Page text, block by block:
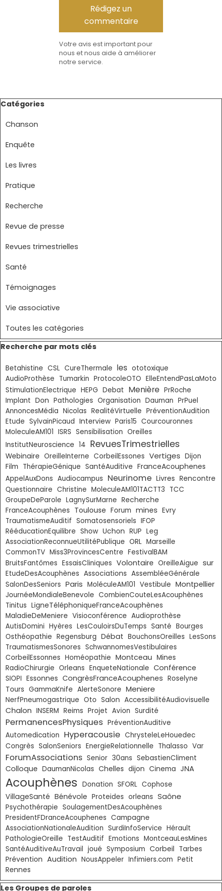
Votre avis est important pour
nous et nous aide à améliorer
notre service.
Sauter le bloc Catégories
Catégories
Chanson
Enquête
Les livres
Pratique
Recherche
Revue de presse
Revues trimestrielles
Santé
Témoignages
Vie associative
Toutes les catégories
Sauter le bloc Recherche par mots clés
Recherche par mots clés
Betahistine CSL CureThermale les ototoxique
AudioProthèse Tumarkin ProtocoleOTO ElleEntendPasLaMoto
StimulationElectrique HEPG Debat Menière PrRoche
Implant Don Pathologies Organisation Dauman PrPuel
AnnoncesMédia Nicolas RealitéVirtuelle PréventionAudition
Etude SylvainPicaud Interview Paris15 Courcouronnes
MoleculeAM101 ISRS Sensibilisation Oreilles
InstitutNeuroscience 14 RevuesTrimestrielles
Webinaire OreilleInterne CorbeilEssones Vertiges Dijon
Film ThérapieGénique SantéAuditive FranceAcouphenes
AppelAuxDons Audiocampus Neurinome Livres Rencontre
Questionnaire Christine MoleculeAM101TACTT3 TCC
GroupeDeParole LagnySurMarne Recherche
FranceAcouphènes Toulouse Forum mines Evry
TraumatismeAuditif Somatosensoriels IFOP
RééducationEquilibre Show Uchon RUP Leg
AssociationReconnueUtilitéPublique ORL Marseille
CommonTV Miss3ProvincesCentre FestivalBAM
BruitsFantômes EssaisCliniques Volontaire OreilleAigue sur
EtudeDesAcouphènes Associations AssembléeGénérale
SalonDesSeniors Paris MoléculeAM101 Vestibule Montpellier
JournéeMondialeBenevole CombienCouteLesAcouphènes
Tinitus LigneTéléphoniqueFranceAcouphènes
MaladieDeMeniere Visioconférence Audioprothèse
AutisDomini Hyères LesCouloirsDuTemps Santé Bourges
Osthéopathie Regensburg Débat BouchonsOreilles LesSons
TraumatismesSonores SchwannomesVestibulaires
CorbeilEssonnes Homéopathie Montceau Mines
RadioChirurgie Orleans EnqueteNationale Conférence
SIOPI Essonnes CongrèsFranceAcouphenes Roselyne
Tours GammaKnife AlerteSonore Meniere
NerfPneumogastrique Oto Salon AccessibilitéAudiovisuelle
Chalon INSERM Reims Projet Avion Surdité
PermanencesPhysiques PréventionAuditive
Automedication Hyperacousie ChrysteleLeHouedec
Congrès SalonSeniors EnergieRelationnelle Thalasso Var
ForumAssociations Senior 30ans SebastienCliment
Colloque DaumanNicolas Chelles dijon Cinema JNA
Acouphènes Donation SFORL Cophose
VillageSanté Bénévole Proteides orleans Saône
Psychothérapie SoulagementDesAcouphènes
PresidentFDranceAcouphenes Campagne
AssociationNationaleAudition SurdiInfoService Hérault
PathologieOreille TestAuditif Emotions MontceauLesMines
SantéAuditiveAuTravail joué Symposium Corbeil Tarbes
Prévention Audition NousAppeler Infimiers.com Petit
Rennes
Les Groupes de paroles